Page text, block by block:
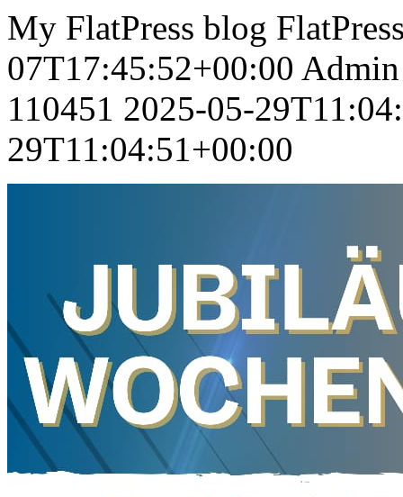
My FlatPress blog
07T17:45:52+00:00 Admin
110451 2025-05-
29T11:04:51+00:00